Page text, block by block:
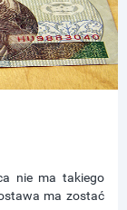
nie ma takiego
ma zostać